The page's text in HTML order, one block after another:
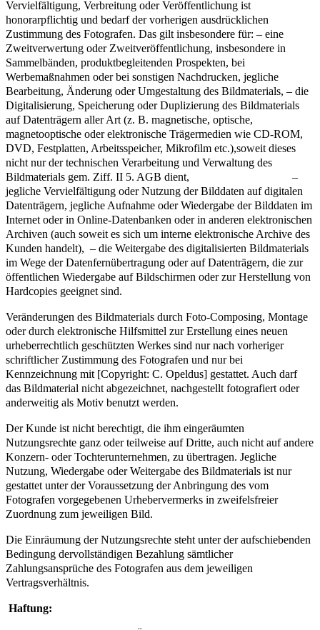
Vervielfältigung, Verbreitung oder Veröffentlichung ist
honorarpflichtig und bedarf der vorherigen ausdrücklichen
Zustimmung des Fotografen. Das gilt insbesondere für: – eine
Zweitverwertung oder Zweitveröffentlichung, insbesondere in
Sammelbänden, produktbegleitenden Prospekten, bei
Werbemaßnahmen oder bei sonstigen Nachdrucken, jegliche
Bearbeitung, Änderung oder Umgestaltung des Bildmaterials, – die
Digitalisierung, Speicherung oder Duplizierung des Bildmaterials
auf Datenträgern aller Art (z. B. magnetische, optische,
magnetooptische oder elektronische Trägermedien wie CD-ROM,
DVD, Festplatten, Arbeitsspeicher, Mikrofilm etc.),soweit dieses
nicht nur der technischen Verarbeitung und Verwaltung des
Bildmaterials gem. Ziff. II 5. AGB dient, –
jegliche Vervielfältigung oder Nutzung der Bilddaten auf digitalen
Datenträgern, jegliche Aufnahme oder Wiedergabe der Bilddaten im
Internet oder in Online-Datenbanken oder in anderen elektronischen
Archiven (auch soweit es sich um interne elektronische Archive des
Kunden handelt), – die Weitergabe des digitalisierten Bildmaterials
im Wege der Datenfernübertragung oder auf Datenträgern, die zur
öffentlichen Wiedergabe auf Bildschirmen oder zur Herstellung von
Hardcopies geeignet sind.
Veränderungen des Bildmaterials durch Foto-Composing, Montage
oder durch elektronische Hilfsmittel zur Erstellung eines neuen
urheberrechtlich geschützten Werkes sind nur nach vorheriger
schriftlicher Zustimmung des Fotografen und nur bei
Kennzeichnung mit [Copyright: C. Opeldus] gestattet. Auch darf
das Bildmaterial nicht abgezeichnet, nachgestellt fotografiert oder
anderweitig als Motiv benutzt werden.
Der Kunde ist nicht berechtigt, die ihm eingeräumten
Nutzungsrechte ganz oder teilweise auf Dritte, auch nicht auf andere
Konzern- oder Tochterunternehmen, zu übertragen. Jegliche
Nutzung, Wiedergabe oder Weitergabe des Bildmaterials ist nur
gestattet unter der Voraussetzung der Anbringung des vom
Fotografen vorgegebenen Urhebervermerks in zweifelsfreier
Zuordnung zum jeweiligen Bild.
Die Einräumung der Nutzungsrechte steht unter der aufschiebenden
Bedingung dervollständigen Bezahlung sämtlicher
Zahlungsansprüche des Fotografen aus dem jeweiligen
Vertragsverhältnis.
Haftung: